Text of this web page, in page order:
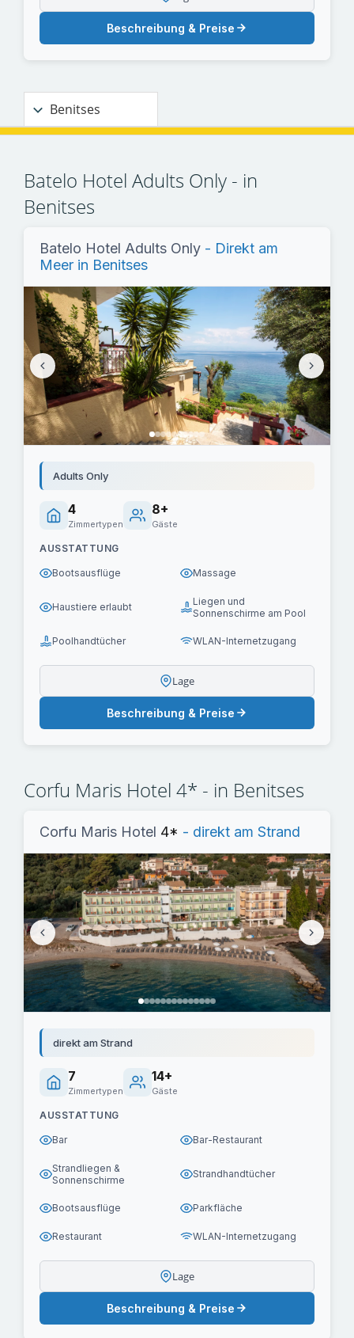
Beschreibung & Preise
Benitses
Batelo Hotel Adults Only - in
Benitses
Batelo Hotel Adults Only - Direkt am
Meer in Benitses
Adults Only
4
Zimmertypen
8+
Gäste
AUSSTATTUNG
Bootsausflüge Massage
Haustiere erlaubt
Liegen und
Sonnenschirme am Pool
Poolhandtücher WLAN-Internetzugang
Lage
Beschreibung & Preise
Corfu Maris Hotel 4* - in Benitses
Corfu Maris Hotel 4* - direkt am Strand
direkt am Strand
7
Zimmertypen
14+
Gäste
AUSSTATTUNG
Bar Bar-Restaurant
Strandliegen &
Sonnenschirme
Strandhandtücher
Bootsausflüge Parkfläche
Restaurant WLAN-Internetzugang
Lage
Beschreibung & Preise